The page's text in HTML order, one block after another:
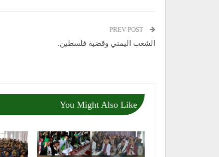
الشعب اليمني وقضية فلسطين.
You Might Also Like